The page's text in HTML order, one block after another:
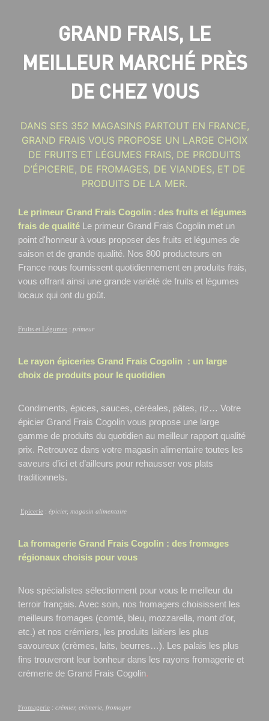
GRAND FRAIS, LE
MEILLEUR MARCHÉ PRÈS
DE CHEZ VOUS
DANS SES 352 MAGASINS PARTOUT EN FRANCE,
GRAND FRAIS VOUS PROPOSE UN LARGE CHOIX
DE FRUITS ET LÉGUMES FRAIS, DE PRODUITS
D’ÉPICERIE, DE FROMAGES, DE VIANDES, ET DE
PRODUITS DE LA MER.
Le primeur Grand Frais Cogolin : des fruits et légumes
frais de qualité Le primeur Grand Frais Cogolin met un
point d'honneur à vous proposer des fruits et légumes de
saison et de grande qualité. Nos 800 producteurs en
France nous fournissent quotidiennement en produits frais,
vous offrant ainsi une grande variété de fruits et légumes
locaux qui ont du goût.
Fruits et Légumes : primeur
Le rayon épiceries Grand Frais Cogolin
: un large
choix de produits pour le quotidien
Condiments, épices, sauces, céréales, pâtes, riz… Votre
épicier Grand Frais Cogolin vous propose une large
gamme de produits du quotidien au meilleur rapport qualité
prix. Retrouvez dans votre magasin alimentaire toutes les
saveurs d’ici et d’ailleurs pour rehausser vos plats
traditionnels.
Epicerie : épicier, magasin alimentaire
La fromagerie Grand Frais Cogolin : des fromages
régionaux choisis pour vous
Nos spécialistes sélectionnent pour vous le meilleur du
terroir français. Avec soin, nos fromagers choisissent les
meilleurs fromages (comté, bleu, mozzarella, mont d’or,
etc.) et nos crémiers, les produits laitiers les plus
savoureux (crèmes, laits, beurres…). Les palais les plus
fins trouveront leur bonheur dans les rayons fromagerie et
crèmerie de Grand Frais Cogolin.
Fromagerie : crémier, crèmerie, fromager